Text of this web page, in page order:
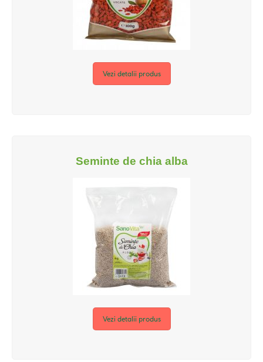
Vezi detalii produs
Seminte de chia alba
Vezi detalii produs